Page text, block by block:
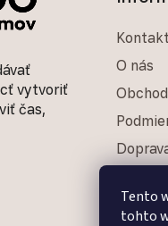
Tento
tohto
vytvoriť
čas,
O nás
Blog